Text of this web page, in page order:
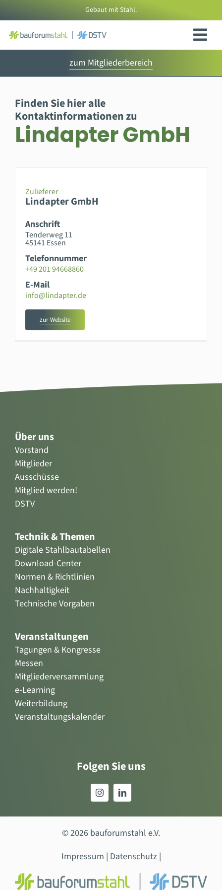
Inhalt
springen
Gebaut mit Stahl.
zum Mitgliederbereich
Finden Sie hier alle
Kontaktinformationen zu
Lindapter GmbH
Zulieferer
Lindapter GmbH
Anschrift
Tenderweg 11
45141 Essen
Telefonnummer
+49 201 94668860
E-Mail
info@lindapter.de
zur Website
Über uns
Vorstand
Mitglieder
Ausschüsse
Mitglied werden!
DSTV
Technik & Themen
Digitale Stahlbautabellen
Download-Center
Normen & Richtlinien
Nachhaltigkeit
Technische Vorgaben
Veranstaltungen
Tagungen & Kongresse
Messen
Mitgliederversammlung
e-Learning
Weiterbildung
Veranstaltungskalender
Folgen Sie uns
© 2026 bauforumstahl e.V.
Impressum | Datenschutz|